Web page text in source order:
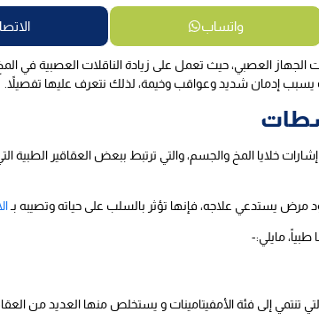
واتساب
الجهاز العصبي، حيث تعمل على زيادة الناقلات العصبية في
يسبب إدمان شديد وعواقب وخيمة، لذلك نتعرف عليها تفصيلاً.
خلايا المخ والجسم، والتي ترتبط ببعض العقاقير الطبية
يستدعي علاجه، فإنها تؤثر بالسلب على حياته وتصيبه بـ
مايلي:-
تنتمي إلى فئة الأمفيتامينات و يستخلص منها العديد من